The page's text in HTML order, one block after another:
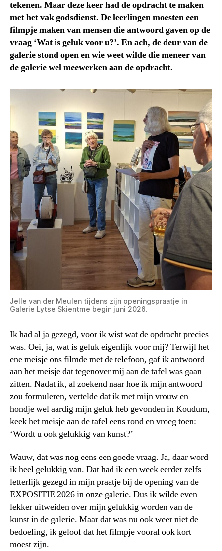
tekenen. Maar deze keer had de opdracht te maken
met het vak godsdienst. De leerlingen moesten een
filmpje maken van mensen die antwoord gaven op de
vraag ‘Wat is geluk voor u?’. En ach, de deur van de
galerie stond open en wie weet wilde die meneer van
de galerie wel meewerken aan de opdracht.
Jelle van der Meulen tijdens zijn openingspraatje in
Galerie Lytse Skientme begin juni 2026.
Ik had al ja gezegd, voor ik wist wat de opdracht precies
was. Oei, ja, wat is geluk eigenlijk voor mij? Terwijl het
ene meisje ons filmde met de telefoon, gaf ik antwoord
aan het meisje dat tegenover mij aan de tafel was gaan
zitten. Nadat ik, al zoekend naar hoe ik mijn antwoord
zou formuleren, vertelde dat ik met mijn vrouw en
hondje wel aardig mijn geluk heb gevonden in Koudum,
keek het meisje aan de tafel eens rond en vroeg toen:
‘Wordt u ook gelukkig van kunst?’
Wauw, dat was nog eens een goede vraag. Ja, daar word
ik heel gelukkig van. Dat had ik een week eerder zelfs
letterlijk gezegd in mijn praatje bij de opening van de
EXPOSITIE 2026 in onze galerie. Dus ik wilde even
lekker uitweiden over mijn gelukkig worden van de
kunst in de galerie. Maar dat was nu ook weer niet de
bedoeling, ik geloof dat het filmpje vooral ook kort
moest zijn.